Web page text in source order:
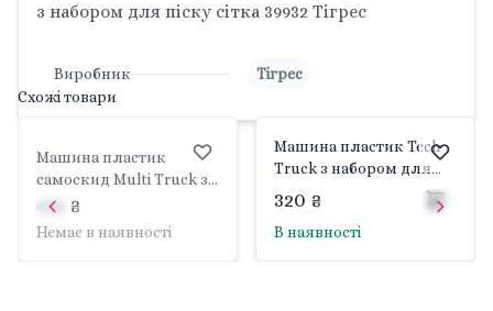
з набором для піску сітка 39932 Тігрес
Виробник
Тігрес
Схожі товари
Машина пластик
самоскид Multi Truck з
набором для піску у
сітці 39930 Тігрес
445 ₴
Немає в наявності
Машина пластик Tech
Truck з набором для
піску 4 елементи у сітці
39829 Тігрес
320 ₴
В наявності